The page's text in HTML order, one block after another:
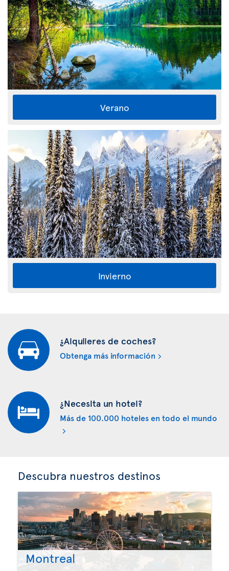
Verano
Invierno
¿Alquileres de coches?
Obtenga más información
¿Necesita un hotel?
Más de 100.000 hoteles en todo el mundo
Descubra nuestros destinos
Montreal